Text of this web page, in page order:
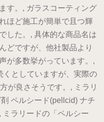
す。, ガラスコーティング
ほど施工が簡単で且つ輝
した。, 具体的な商品名は
どですが、他社製品より
が多数挙がっています。,
くとしていますが、実際の
が良さそうです。, ミラリ
ペルシード(pellcid) ナチ
ラリードの「ペルシー